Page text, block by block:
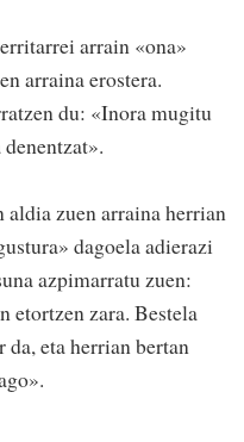
arrain «ona»
arraina erostera.
du: «Inora mugitu
zuen arraina herrian
dagoela adierazi
azpimarratu zuen:
etortzen zara. Bestela
da, eta herrian bertan